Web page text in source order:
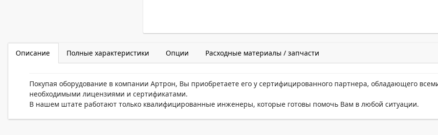
Описание Полные характеристики Опции Расходные материалы / запчасти
Покупая оборудование в компании Артрон, Вы приобретаете его у сертифицированного партнера, обладающего
необходимыми лицензиями и сертификатами.
В нашем штате работают только квалифицированные инженеры, которые готовы помочь Вам в любой ситуации.